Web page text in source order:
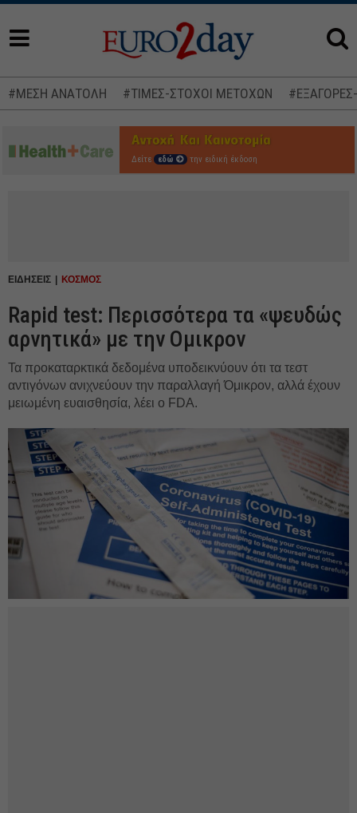
#ΜΕΣΗ ΑΝΑΤΟΛΗ #ΤΙΜΕΣ-ΣΤΟΧΟΙ ΜΕΤΟΧΩΝ
Δείτε εδώ την ειδική έκδοση
ΕΙΔΗΣΕΙΣ ΚΟΣΜΟΣ
Rapid test: Περισσότερα τα «ψευδώς
αρνητικά» με την Ομικρον
Τα προκαταρκτικά δεδομένα υποδεικνύουν ότι τα τεστ
αντιγόνων ανιχνεύουν την παραλλαγή Όμικρον, αλλά έχουν
μειωμένη ευαισθησία, λέει ο FDA.